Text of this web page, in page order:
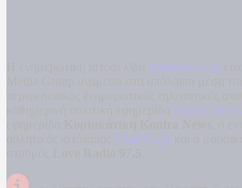
kontranews.gr
Kontra News
Filathlos.gr